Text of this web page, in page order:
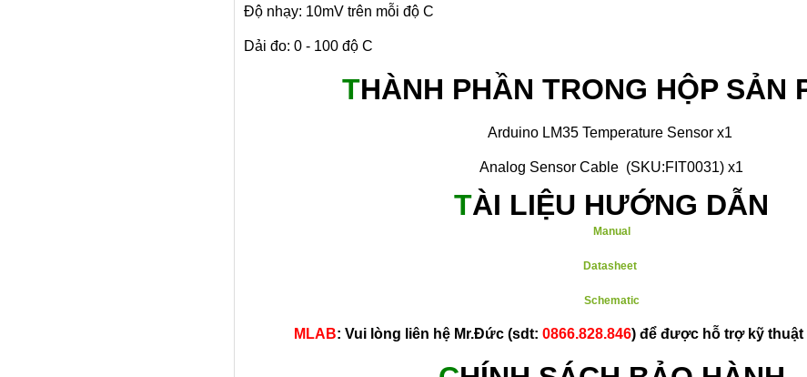
Độ nhạy: 10mV trên mỗi độ C
Dải đo: 0 - 100 độ C
THÀNH PHẦN TRONG HỘP SẢN
Arduino LM35 Temperature Sensor x1
Analog Sensor Cable (SKU:FIT0031) x1
​TÀI LIỆU HƯỚNG DẪN
Manual
Datasheet
Schematic
MLAB: Vui lòng liên hệ Mr.Đức (sdt: 0866.828.846) để được hỗ trợ kỹ